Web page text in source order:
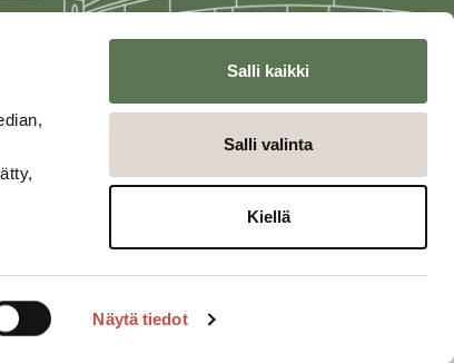
Näytä tiedot
Salli kaikki
Salli valinta
Kiellä